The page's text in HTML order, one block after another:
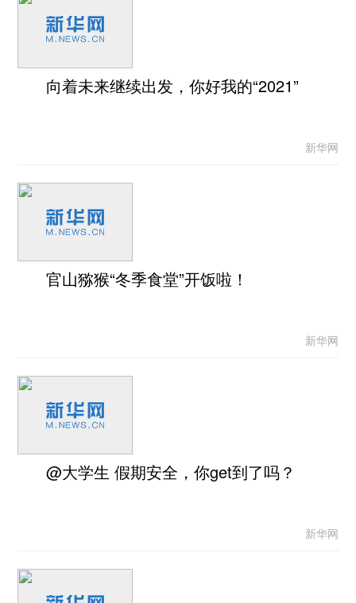
向着未来继续出发，你好我的“2021”
新华网
官山猕猴“冬季食堂”开饭啦！
新华网
@大学生 假期安全，你get到了吗？
新华网